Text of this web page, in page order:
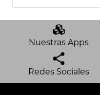
Nuestras Apps
Redes Sociales